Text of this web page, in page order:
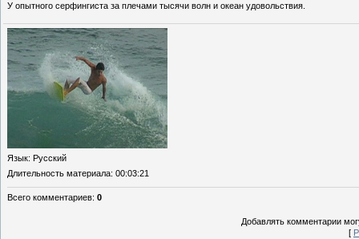
У опытного серфингиста за плечами тысячи волн и океан удовольствия.
Язык: Русский
Длительность материала: 00:03:21
Всего комментариев: 0
Добавлять комментарии
[